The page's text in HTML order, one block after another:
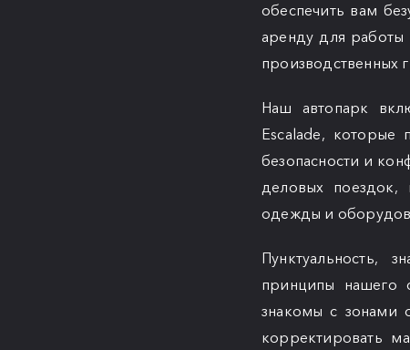
обеспечить вам
аренду для работы
производственных
Наш автопарк
Escalade, которые
безопасности и
деловых поездок,
одежды и
Пунктуальность,
принципы нашего
знакомы с зонами
корректировать